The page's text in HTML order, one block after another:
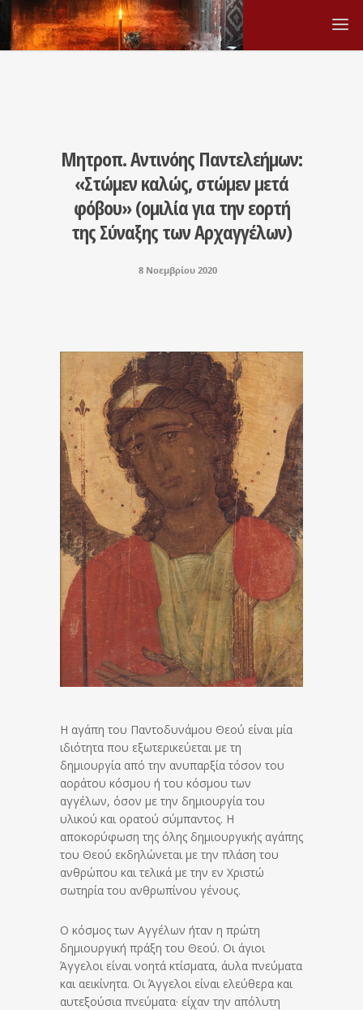
Μητροπ. Αντινόης Παντελεήμων:
«Στώμεν καλώς, στώμεν μετά
φόβου» (ομιλία για την εορτή
της Σύναξης των Αρχαγγέλων)
8 Νοεμβρίου 2020
Η αγάπη του Παντοδυνάμου Θεού είναι μία
ιδιότητα που εξωτερικεύεται με τη
δημιουργία από την ανυπαρξία τόσον του
αοράτου κόσμου ή του κόσμου των
αγγέλων, όσον με την δημιουργία του
υλικού και ορατού σύμπαντος. Η
αποκορύφωση της όλης δημιουργικής αγάπης
του Θεού εκδηλώνεται με την πλάση του
ανθρώπου και τελικά με την εν Χριστώ
σωτηρία του ανθρωπίνου γένους.
Ο κόσμος των Αγγέλων ήταν η πρώτη
δημιουργική πράξη του Θεού. Οι άγιοι
Άγγελοι είναι νοητά κτίσματα, άυλα πνεύματα
και αεικίνητα. Οι Άγγελοι είναι ελεύθερα και
αυτεξούσια πνεύματα· είχαν την απόλυτη